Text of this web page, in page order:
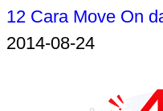
12 Cara Move On
2014-08-24